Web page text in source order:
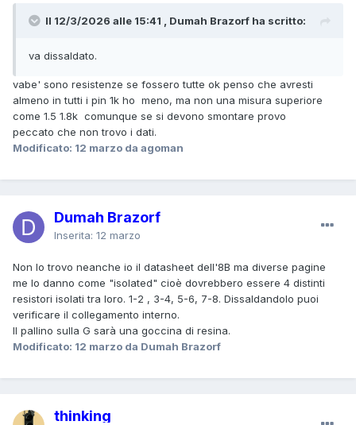
Il 12/3/2026 alle 15:41 , Dumah Brazorf ha scritto:
va dissaldato.
vabe' sono resistenze se fossero tutte ok penso che avresti
almeno in tutti i pin 1k ho meno, ma non una misura superiore
come 1.5 1.8k comunque se si devono smontare provo
peccato che non trovo i dati.
Modificato: 12 marzo da agoman
Dumah Brazorf
Inserita: 12 marzo
Non lo trovo neanche io il datasheet dell'8B ma diverse pagine
me lo danno come "isolated" cioè dovrebbero essere 4 distinti
resistori isolati tra loro. 1-2 , 3-4, 5-6, 7-8. Dissaldandolo puoi
verificare il collegamento interno.
Il pallino sulla G sarà una goccina di resina.
Modificato: 12 marzo da Dumah Brazorf
thinking